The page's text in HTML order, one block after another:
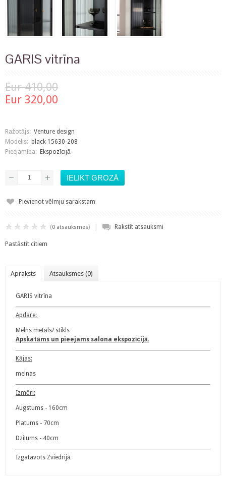
GARIS vitrīna
Eur 410,00
Eur 320,00
Ražotājs: Venture design
Modelis: black 15630-208
Pieejamība: Ekspozīcijā
Pievienot vēlmju sarakstam
(0 atsauksmes) Rakstīt atsauksmi
Pastāstīt citiem
Apraksts Atsauksmes (0)
GARIS vitrīna
Apdare:
Melns metāls/ stikls
Apskatāms un pieejams salona ekspozīcijā.
Kājas:
melnas
Izmēri:
Augstums - 160cm
Platums - 70cm
Dziļums - 40cm
Izgatavots Zviedrijā